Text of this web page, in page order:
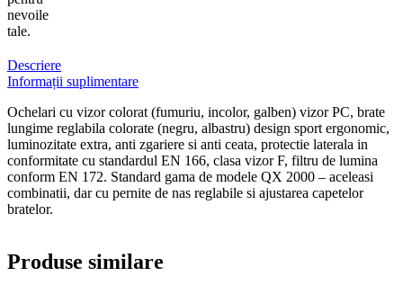
nevoile
tale.
Descriere
Informații suplimentare
Ochelari cu vizor colorat (fumuriu, incolor, galben) vizor PC, brate
lungime reglabila colorate (negru, albastru) design sport ergonomic,
luminozitate extra, anti zgariere si anti ceata, protectie laterala in
conformitate cu standardul EN 166, clasa vizor F, filtru de lumina
conform EN 172. Standard gama de modele QX 2000 – aceleasi
combinatii, dar cu pernite de nas reglabile si ajustarea capetelor
bratelor.
Produse similare